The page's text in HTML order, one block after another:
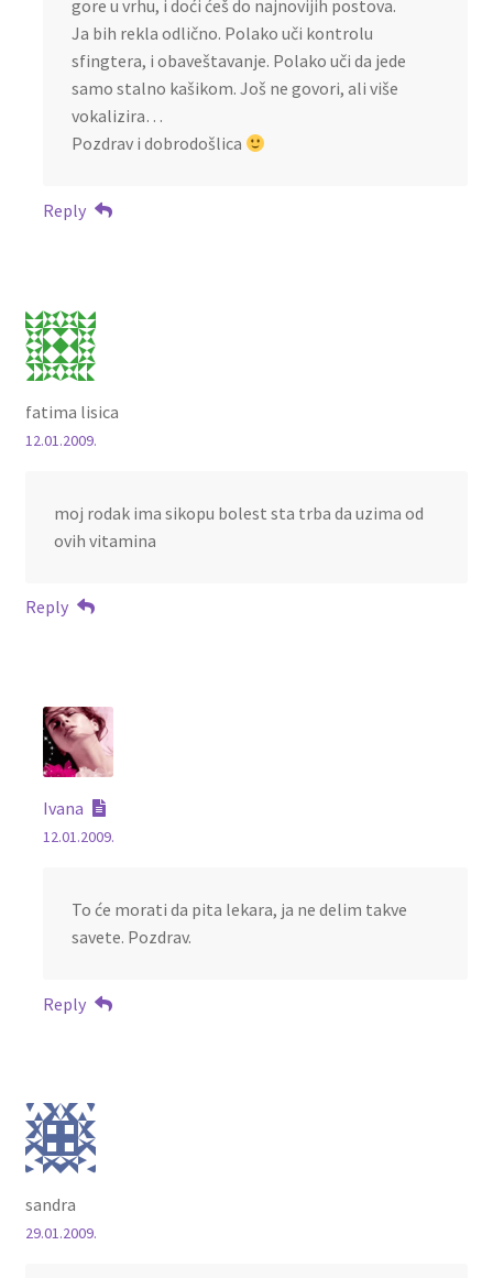
gore u vrhu, i doći ćeš do najnovijih postova.
Ja bih rekla odlično. Polako uči kontrolu
sfingtera, i obaveštavanje. Polako uči da jede
samo stalno kašikom. Još ne govori, ali više
vokalizira…
Pozdrav i dobrodošlica
Reply
fatima lisica
12.01.2009.
moj rodak ima sikopu bolest sta trba da uzima od
ovih vitamina
Reply
Ivana
12.01.2009.
To će morati da pita lekara, ja ne delim takve
savete. Pozdrav.
Reply
sandra
29.01.2009.